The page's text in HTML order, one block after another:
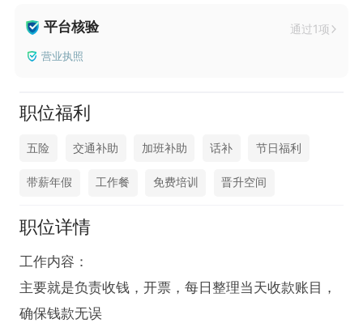
平台核验 通过1项
营业执照
职位福利
五险 交通补助 加班补助 话补 节日福利
带薪年假 工作餐 免费培训 晋升空间
职位详情
工作内容：
主要就是负责收钱，开票，每日整理当天收款账目，
确保钱款无误